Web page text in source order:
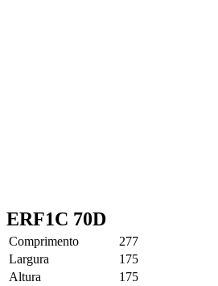
ERF1C 70D
Comprimento
277
Largura
175
Altura
175